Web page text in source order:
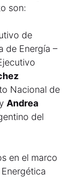
son:
de
de Energía –
Nacional de
Andrea
del
en el marco